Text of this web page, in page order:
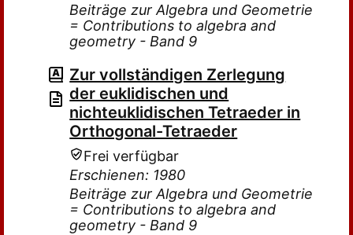
Beiträge zur Algebra und Geometrie
= Contributions to algebra and
geometry - Band 9
Zur vollständigen Zerlegung
der euklidischen und
nichteuklidischen Tetraeder in
Orthogonal-Tetraeder
Frei verfügbar
Erschienen: 1980
Beiträge zur Algebra und Geometrie
= Contributions to algebra and
geometry - Band 9